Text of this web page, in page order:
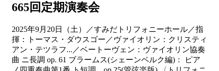
665回定期演奏会
2025年9月20日（土）／すみだトリフォニーホール／指
揮：トーマス・ダウスゴー／ヴァイオリン：クリスティ
アン・テツラフ...／ベートーヴェン：ヴァイオリン協奏
曲 ニ長調 op. 61 ブラームス(シェーンベルク編)： ピア